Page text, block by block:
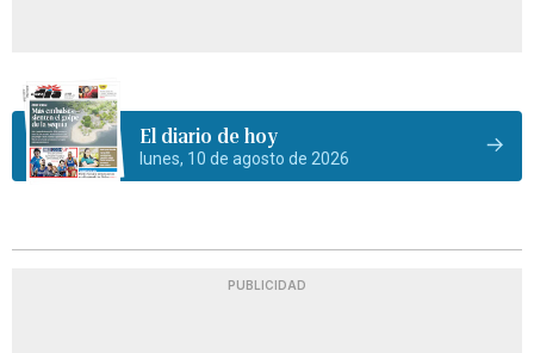
El diario de hoy
lunes, 10 de agosto de 2026
PUBLICIDAD